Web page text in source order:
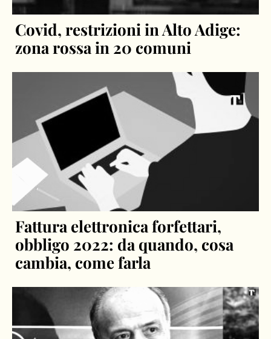
Covid, restrizioni in Alto Adige:
zona rossa in 20 comuni
Fattura elettronica forfettari,
obbligo 2022: da quando, cosa
cambia, come farla